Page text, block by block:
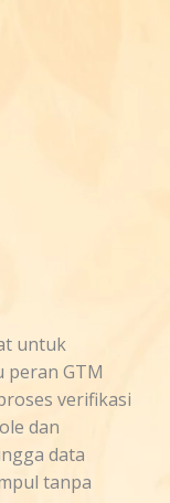
untuk
peran GTM
verifikasi
dan
data
tanpa